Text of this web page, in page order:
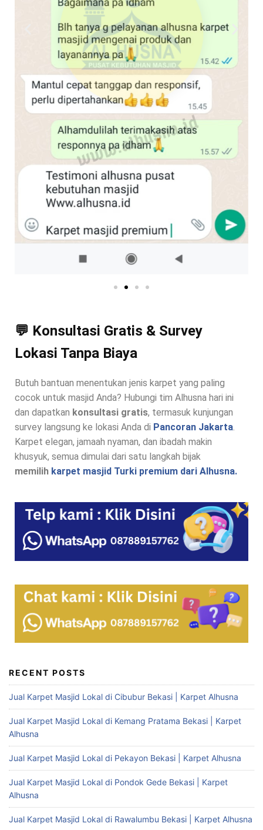
💬 Konsultasi Gratis & Survey
Lokasi Tanpa Biaya
Butuh bantuan menentukan jenis karpet yang paling
cocok untuk masjid Anda? Hubungi tim Alhusna hari ini
dan dapatkan konsultasi gratis, termasuk kunjungan
survey langsung ke lokasi Anda di Pancoran Jakarta.
Karpet elegan, jamaah nyaman, dan ibadah makin
khusyuk, semua dimulai dari satu langkah bijak
memilih karpet masjid Turki premium dari Alhusna.
RECENT POSTS
Jual Karpet Masjid Lokal di Cibubur Bekasi | Karpet Alhusna
Jual Karpet Masjid Lokal di Kemang Pratama Bekasi | Karpet
Alhusna
Jual Karpet Masjid Lokal di Pekayon Bekasi | Karpet Alhusna
Jual Karpet Masjid Lokal di Pondok Gede Bekasi | Karpet
Alhusna
Jual Karpet Masjid Lokal di Rawalumbu Bekasi | Karpet Alhusna